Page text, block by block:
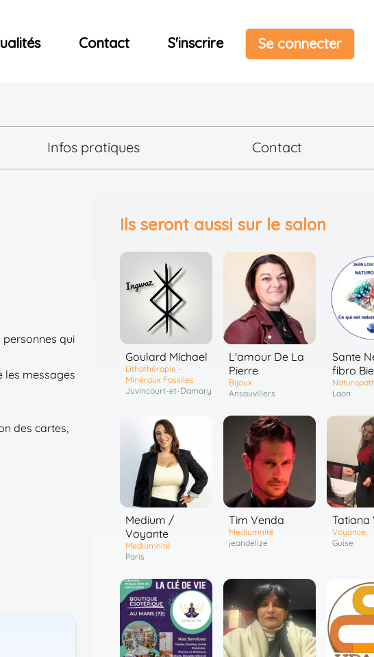
Contact S'inscrire Se connecter
Infos pratiques Contact
qui
les messages
des cartes,
Ils seront aussi sur le salon
Goulard Michael
Lithothérapie -
Minéraux Fossiles
Juvincourt-et-Damary
L'amour De La
Pierre
Bijoux
Ansauvillers
Sante
fibro
Laon
Medium /
Voyante
Mediumnité
Paris
Tim Venda
Mediumnité
jeandelize
Tatiana
Voyance
Guise